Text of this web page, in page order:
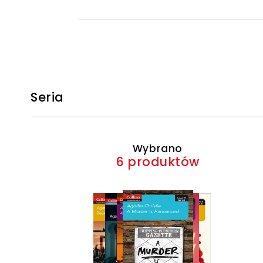
Seria
Wybrano
6 produktów